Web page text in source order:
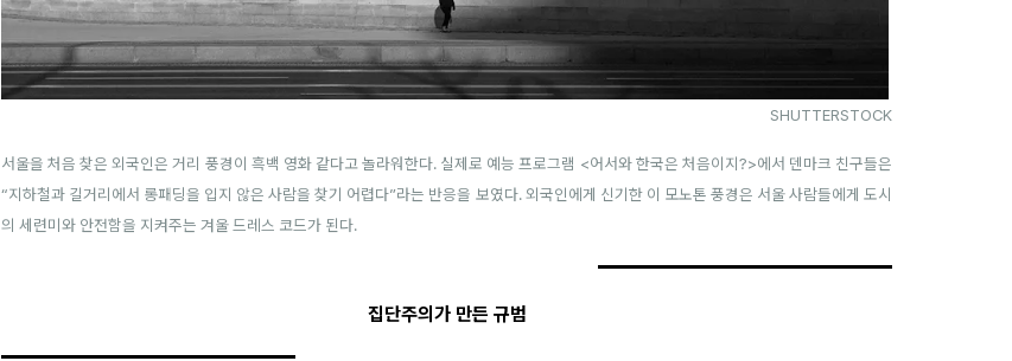
SHUTTERSTOCK
서울을 처음 찾은 외국인은 거리 풍경이 흑백 영화 같다고 놀라워한다. 실제로 예능 프로그램 <어서와 한국은 처음이지?>에서 덴마크 친구들은
“지하철과 길거리에서 롱패딩을 입지 않은 사람을 찾기 어렵다”라는 반응을 보였다. 외국인에게 신기한 이 모노톤 풍경은 서울 사람들에게 도시
의 세련미와 안전함을 지켜주는 겨울 드레스 코드가 된다.
집단주의가 만든 규범